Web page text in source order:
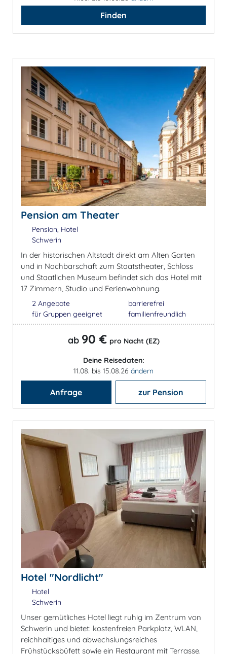
Finden
Pension am Theater
Pension, Hotel
Schwerin
In der historischen Altstadt direkt am Alten Garten
und in Nachbarschaft zum Staatstheater, Schloss
und Staatlichen Museum befindet sich das Hotel mit
17 Zimmern, Studio und Ferienwohnung.
2 Angebote
für Gruppen geeignet
barrierefrei
familienfreundlich
ab 90 € pro Nacht (EZ)
Deine Reisedaten:
11.08. bis 15.08.26 ändern
Anfrage zur Pension
Hotel "Nordlicht"
Hotel
Schwerin
Unser gemütliches Hotel liegt ruhig im Zentrum von
Schwerin und bietet: kostenfreien Parkplatz, WLAN,
reichhaltiges und abwechslungsreiches
Frühstücksbüfett sowie ein Restaurant mit Terrasse.